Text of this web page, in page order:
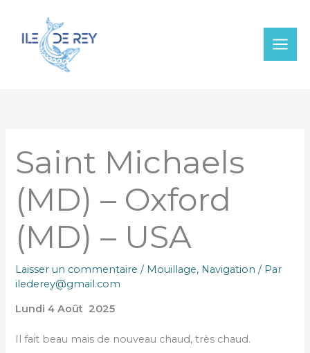
contenu
Saint Michaels
(MD) – Oxford
(MD) – USA
Laisser un commentaire / Mouillage, Navigation / Par
ilederey@gmail.com
Lundi 4 Août 2025
Il fait beau mais de nouveau chaud, très chaud.